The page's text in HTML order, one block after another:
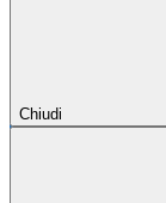
Chiudi